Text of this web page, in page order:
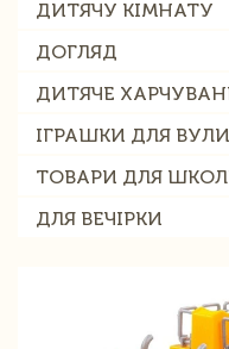
ДИТЯЧУ КІМНАТУ
ДОГЛЯД
ДИТЯЧЕ
ІГРАШКИ ДЛЯ
ТОВАРИ ДЛЯ
ДЛЯ ВЕЧІРКИ